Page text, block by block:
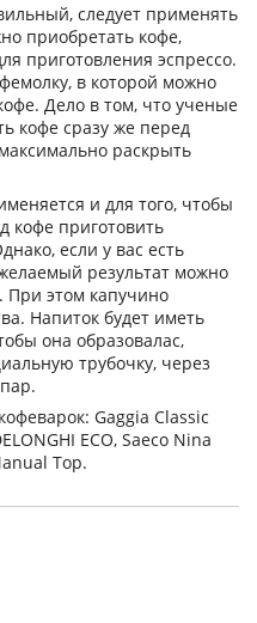
следует применять
приобретать кофе,
приготовления эспрессо.
в которой можно
Дело в том, что ученые
кофе сразу же перед
раскрыть
и для того, чтобы
кофе приготовить
если у вас есть
результат можно
При этом капучино
Напиток будет иметь
она образовалас,
трубочку, через
Gaggia Classic
ECO, Saeco Nina
Top.